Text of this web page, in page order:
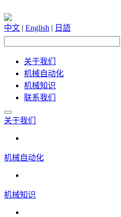
中文 | English | 日語
关于我们
机械自动化
机械知识
联系我们
关于我们
机械自动化
机械知识